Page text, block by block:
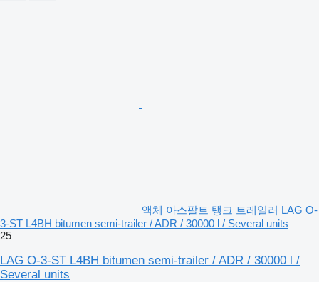
액체 아스팔트 탱크 트레일러 LAG O-
3-ST L4BH bitumen semi-trailer / ADR / 30000 l / Several units
25
LAG O-3-ST L4BH bitumen semi-trailer / ADR / 30000 l /
Several units